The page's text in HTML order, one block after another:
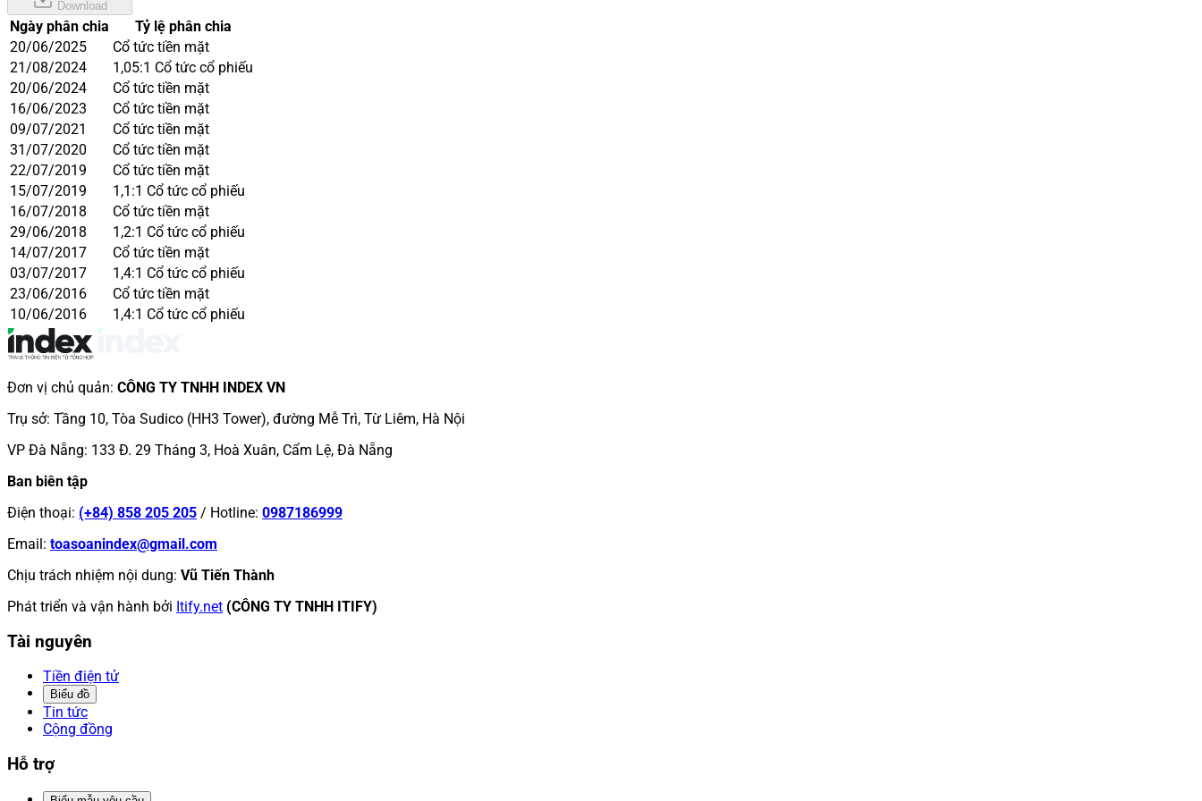
Download
Ngày phân chia
Tỷ lệ phân chia
20/06/2025
Cổ tức tiền mặt
21/08/2024
1,05:1 Cổ tức cổ phiếu
20/06/2024
Cổ tức tiền mặt
16/06/2023
Cổ tức tiền mặt
09/07/2021
Cổ tức tiền mặt
31/07/2020
Cổ tức tiền mặt
22/07/2019
Cổ tức tiền mặt
15/07/2019
1,1:1 Cổ tức cổ phiếu
16/07/2018
Cổ tức tiền mặt
29/06/2018
1,2:1 Cổ tức cổ phiếu
14/07/2017
Cổ tức tiền mặt
03/07/2017
1,4:1 Cổ tức cổ phiếu
23/06/2016
Cổ tức tiền mặt
10/06/2016
1,4:1 Cổ tức cổ phiếu
Đơn vị chủ quản: CÔNG TY TNHH INDEX VN
Trụ sở: Tầng 10, Tòa Sudico (HH3 Tower), đường Mễ Trì, Từ Liêm, Hà Nội
VP Đà Nẵng: 133 Đ. 29 Tháng 3, Hoà Xuân, Cẩm Lệ, Đà Nẵng
Ban biên tập
Điện thoại: (+84) 858 205 205 / Hotline: 0987186999
Email: toasoanindex@gmail.com
Chịu trách nhiệm nội dung: Vũ Tiến Thành
Phát triển và vận hành bởi Itify.net (CÔNG TY TNHH ITIFY)
Tài nguyên
Tiền điện tử
Biểu đồ
Tin tức
Cộng đồng
Hỗ trợ